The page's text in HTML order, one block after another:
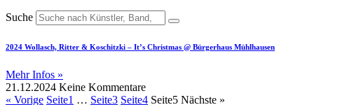
Suche
2024 Wollasch, Ritter & Koschitzki – It’s Christmas @ Bürgerhaus Mühlhausen
Mehr Infos »
21.12.2024 Keine Kommentare
« Vorige Seite1 … Seite3 Seite4 Seite5 Nächste »